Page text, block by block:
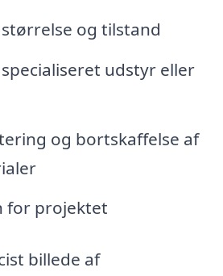
og tilstand
udstyr eller
og bortskaffelse af
for projektet
billede af